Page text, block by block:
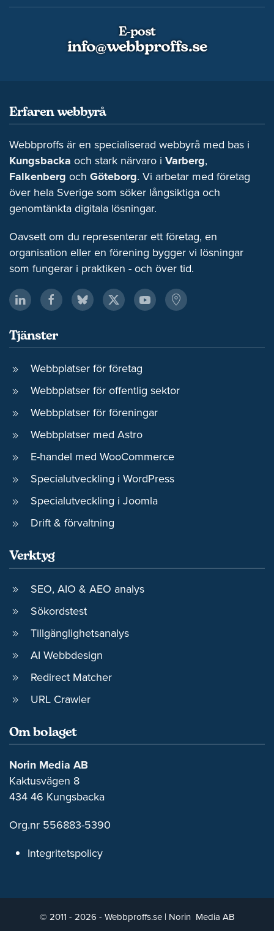
E-post
info@webbproffs.se
Erfaren webbyrå
Webbproffs är en specialiserad webbyrå med bas i
Kungsbacka och stark närvaro i Varberg,
Falkenberg och Göteborg. Vi arbetar med företag
över hela Sverige som söker långsiktiga och
genomtänkta digitala lösningar.
Oavsett om du representerar ett företag, en
organisation eller en förening bygger vi lösningar
som fungerar i praktiken - och över tid.
Tjänster
Webbplatser för företag
Webbplatser för offentlig sektor
Webbplatser för föreningar
Webbplatser med Astro
E-handel med WooCommerce
Specialutveckling i WordPress
Specialutveckling i Joomla
Drift & förvaltning
Verktyg
SEO, AIO & AEO analys
Sökordstest
Tillgänglighetsanalys
AI Webbdesign
Redirect Matcher
URL Crawler
Om bolaget
Norin Media AB
Kaktusvägen 8
434 46 Kungsbacka
Org.nr 556883-5390
Integritetspolicy
© 2011 - 2026 - Webbproffs.se | Norin Media AB